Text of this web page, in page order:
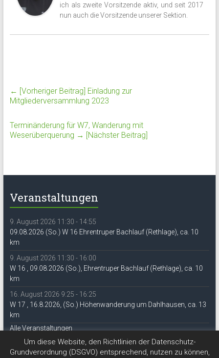
ich als zweite Vorsitzende aktiv, und seit 2017
nun auch die Vorsitzende unserer Sektion.
← [Vorheriger Beitrag] Einladung zur
Mitgliederversammlung 2023
Terminänderung für W7, Wanderung mit
Weserüberquerung → [Nächster Beitrag]
Veranstaltungen
9. August 2026 11:30 - 14:55
09.08.2026 (So.) W 16 Ehrentruper Bachlauf (Rethlage), ca. 10
km
9. August 2026 11:30 - 16:00
W 16 , 09.08.2026 (So.), Ehrentruper Bachlauf (Rethlage), ca. 10
km
16. August 2026 9:25 - 16:25
W 17 , 16.8.2026, (So.) Höhenwanderung um Dahlhausen, ca. 13
km
Alle Veranstaltungen
Um diese Website, den Richtlinien der Datenschutz-
Grundverordnung (DSGVO) entsprechend, nutzen zu können,